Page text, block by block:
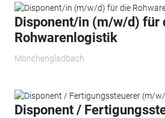
Disponent/in (m/w/d) für
Rohwarenlogistik
Mönchengladbach
Disponent /